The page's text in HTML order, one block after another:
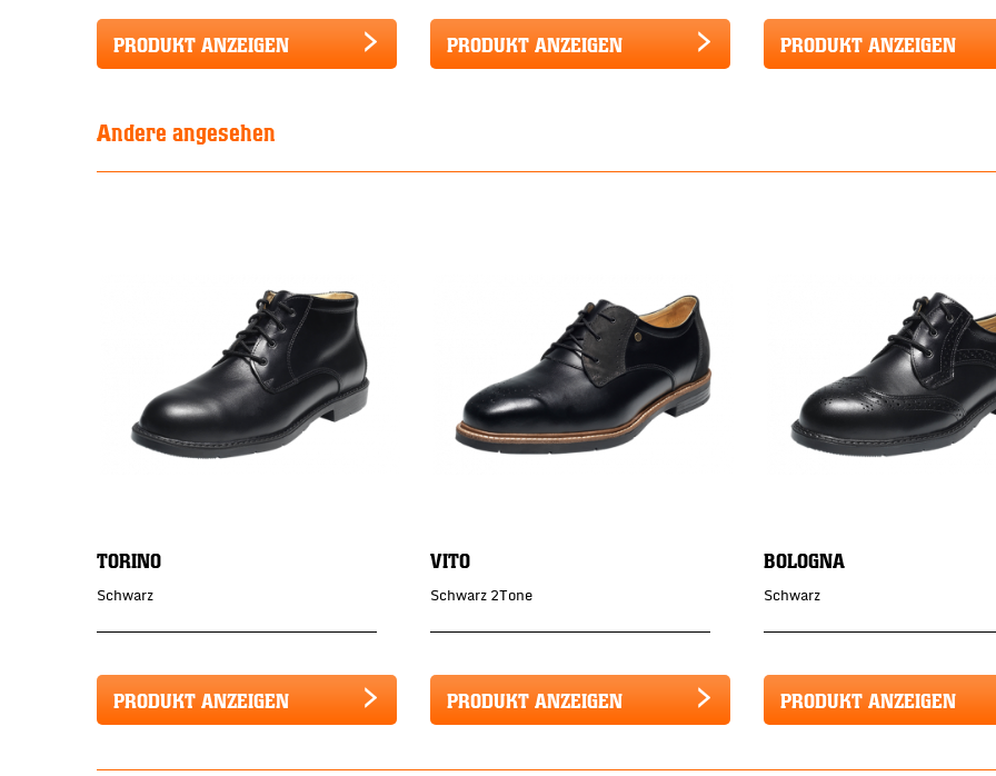
PRODUKT ANZEIGEN PRODUKT ANZEIGEN PRODUKT ANZEIGEN
Andere angesehen
TORINO
Schwarz
PRODUKT ANZEIGEN
VITO
Schwarz 2Tone
PRODUKT ANZEIGEN
BOLOGNA
Schwarz
PRODUKT ANZEIGEN